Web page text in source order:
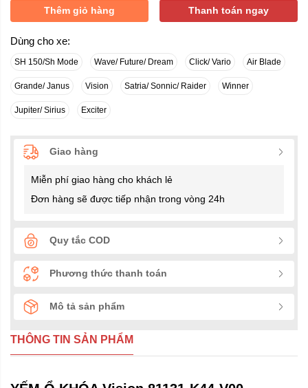
Thêm giỏ hàng Thanh toán ngay
Dùng cho xe:
SH 150/Sh Mode Wave/ Future/ Dream Click/ Vario Air Blade
Grande/ Janus Vision Satria/ Sonnic/ Raider Winner
Jupiter/ Sirius Exciter
Giao hàng
Miễn phí giao hàng cho khách lẻ
Đơn hàng sẽ được tiếp nhận trong vòng 24h
Quy tắc COD
Phương thức thanh toán
Mô tả sản phẩm
THÔNG TIN SẢN PHẨM